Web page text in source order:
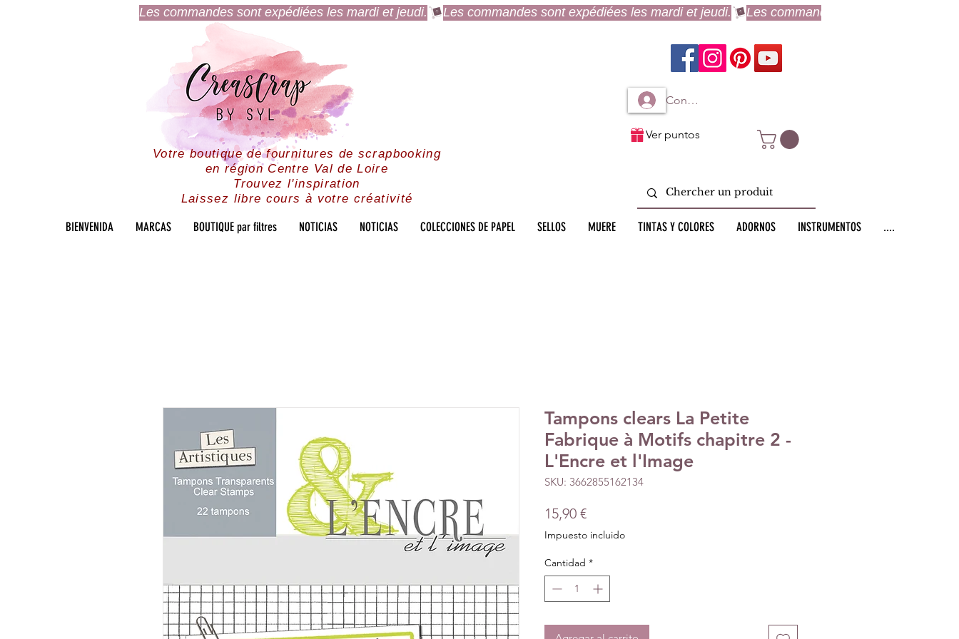
Les commandes sont expédiées les mardi et jeudi.
Votre boutique de fournitures de scrapbooking
en région Centre Val de Loire
Trouvez l'inspiration
Laissez libre cours à votre créativité
Connexion à mon compte
Ver puntos
BIENVENIDA MARCAS BOUTIQUE par filtres NOTICIAS NOTICIAS COLECCIONES DE PAPEL SELLOS MUERE TINTAS Y COLORES ADORNOS INSTRUMENTOS ....
Tampons clears La Petite
Fabrique à Motifs chapitre 2 -
L'Encre et l'Image
SKU: 3662855162134
15,90 €Precio
Impuesto incluido
Cantidad *